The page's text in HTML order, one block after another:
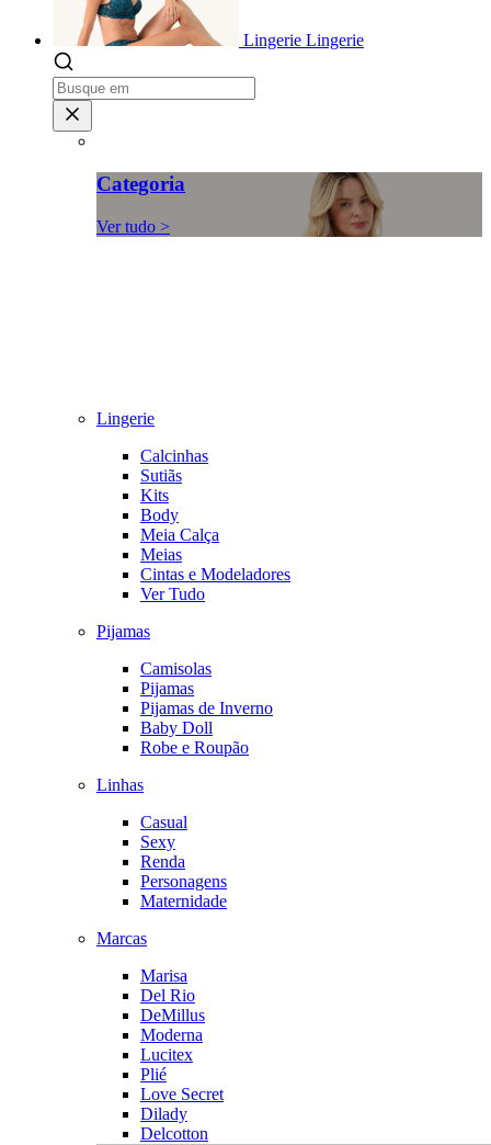
Lingerie Lingerie
Categoria
Ver tudo >
Lingerie
Calcinhas
Sutiãs
Kits
Body
Meia Calça
Meias
Cintas e Modeladores
Ver Tudo
Pijamas
Camisolas
Pijamas
Pijamas de Inverno
Baby Doll
Robe e Roupão
Linhas
Casual
Sexy
Renda
Personagens
Maternidade
Marcas
Marisa
Del Rio
DeMillus
Moderna
Lucitex
Plié
Love Secret
Dilady
Delcotton